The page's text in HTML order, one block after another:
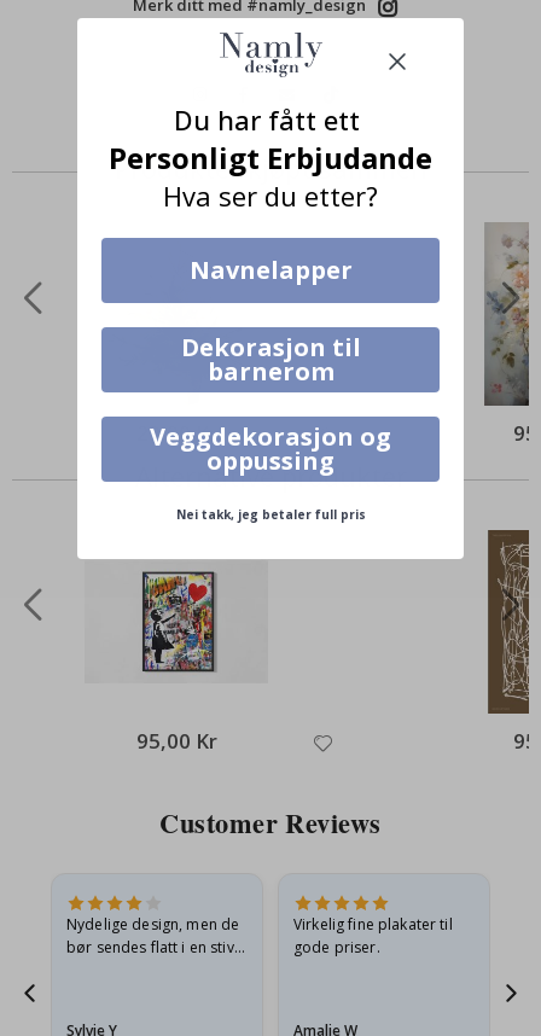
Merk ditt med #namly_design
Produkter kjøpt sammen
29,00 Kr
Alternative produkter
95,00 Kr
Customer Reviews
Nydelige design, men de
bør sendes flatt i en stiv
Sylvie Y
Virkelig fine plakater til
gode priser.
Amalie W
Du har fått ett
Personligt Erbjudande
Hva ser du etter?
Navnelapper
Dekorasjon til
barnerom
Veggdekorasjon og
oppussing
Nei takk, jeg betaler full pris